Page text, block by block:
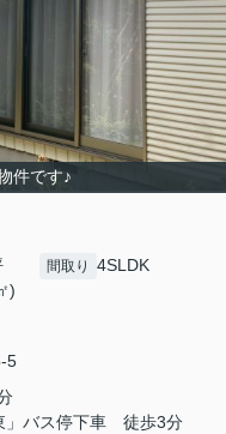
件です♪
)
間取り 4SLDK
5
」バス停下車 徒歩3分